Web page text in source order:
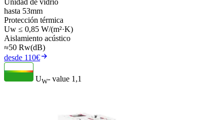
hasta 53mm
Protección térmica
Uw ≤ 0,85 W/(m²·K)
Aislamiento acústico
≈50 Rw(dB)
desde 110€
UW- value 1,1